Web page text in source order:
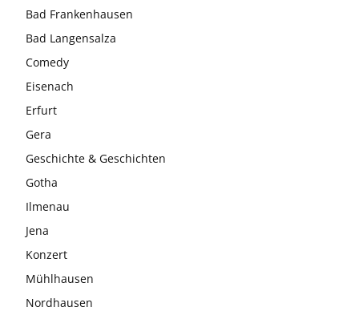
Bad Frankenhausen
Bad Langensalza
Comedy
Eisenach
Erfurt
Gera
Geschichte & Geschichten
Gotha
Ilmenau
Jena
Konzert
Mühlhausen
Nordhausen